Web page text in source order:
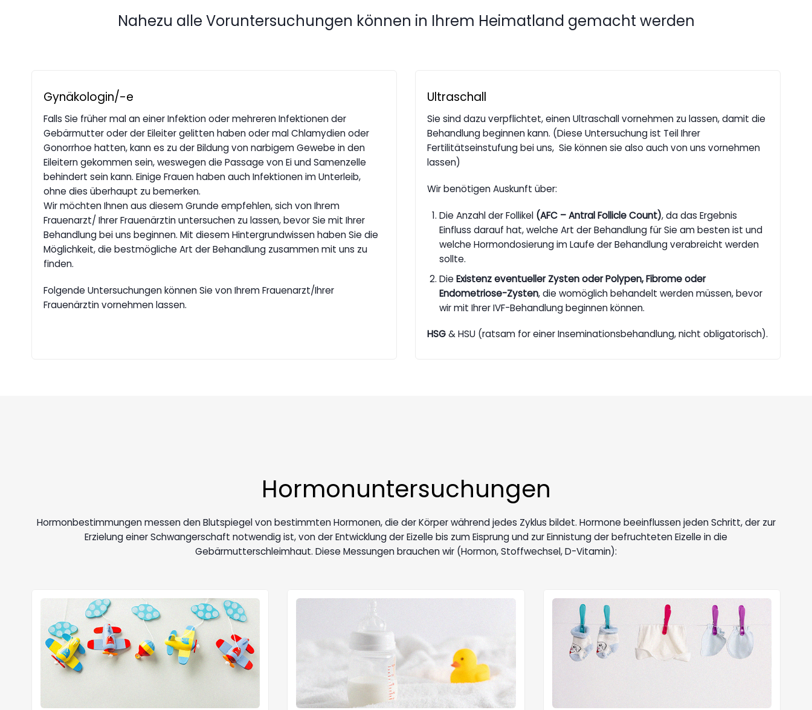
Nahezu alle Voruntersuchungen können in Ihrem Heimatland gemacht werden
Gynäkologin/-e
Falls Sie früher mal an einer Infektion oder mehreren Infektionen der
Gebärmutter oder der Eileiter gelitten haben oder mal Chlamydien oder
Gonorrhoe hatten, kann es zu der Bildung von narbigem Gewebe in den
Eileitern gekommen sein, weswegen die Passage von Ei und Samenzelle
behindert sein kann. Einige Frauen haben auch Infektionen im Unterleib,
ohne dies überhaupt zu bemerken.
Wir möchten Ihnen aus diesem Grunde empfehlen, sich von Ihrem
Frauenarzt/ Ihrer Frauenärztin untersuchen zu lassen, bevor Sie mit Ihrer
Behandlung bei uns beginnen. Mit diesem Hintergrundwissen haben Sie die
Möglichkeit, die bestmögliche Art der Behandlung zusammen mit uns zu
finden.
Folgende Untersuchungen können Sie von Ihrem Frauenarzt/Ihrer
Frauenärztin vornehmen lassen.
Ultraschall
Sie sind dazu verpflichtet, einen Ultraschall vornehmen zu lassen, damit die
Behandlung beginnen kann. (Diese Untersuchung ist Teil Ihrer
Fertilitätseinstufung bei uns, Sie können sie also auch von uns vornehmen
lassen)
Wir benötigen Auskunft über:
Die Anzahl der Follikel (AFC – Antral Follicle Count), da das Ergebnis
Einfluss darauf hat, welche Art der Behandlung für Sie am besten ist und
welche Hormondosierung im Laufe der Behandlung verabreicht werden
sollte.
Die Existenz eventueller Zysten oder Polypen, Fibrome oder
Endometriose-Zysten, die womöglich behandelt werden müssen, bevor
wir mit Ihrer IVF-Behandlung beginnen können.
HSG& HSU (ratsam for einer Inseminationsbehandlung, nicht obligatorisch).
Hormonuntersuchungen
Hormonbestimmungen messen den Blutspiegel von bestimmten Hormonen, die der Körper während jedes Zyklus bildet. Hormone beeinflussen jeden Schritt, der zur
Erzielung einer Schwangerschaft notwendig ist, von der Entwicklung der Eizelle bis zum Eisprung und zur Einnistung der befruchteten Eizelle in die
Gebärmutterschleimhaut. Diese Messungen brauchen wir (Hormon, Stoffwechsel, D-Vitamin):